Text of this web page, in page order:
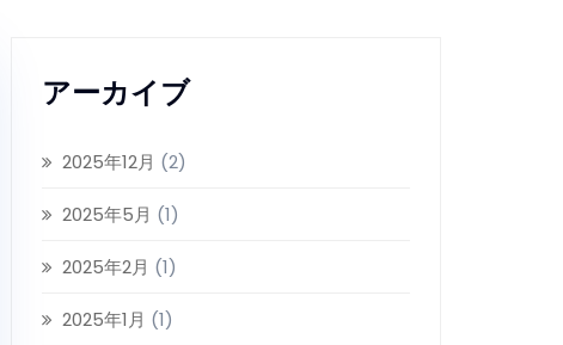
アーカイブ
2025年12月 (2)
2025年5月 (1)
2025年2月 (1)
2025年1月 (1)